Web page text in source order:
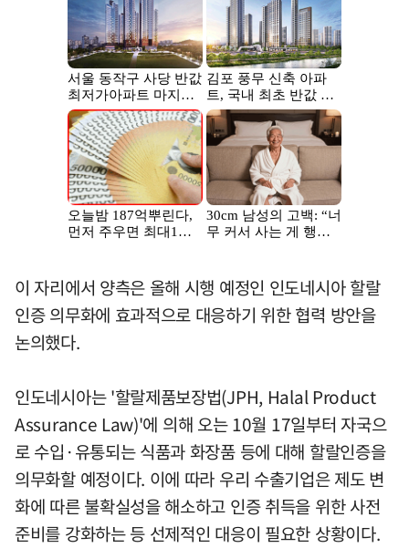
이 자리에서 양측은 올해 시행 예정인 인도네시아 할랄
인증 의무화에 효과적으로 대응하기 위한 협력 방안을
논의했다.
인도네시아는 '할랄제품보장법(JPH, Halal Product
Assurance Law)'에 의해 오는 10월 17일부터 자국으
로 수입·유통되는 식품과 화장품 등에 대해 할랄인증을
의무화할 예정이다. 이에 따라 우리 수출기업은 제도 변
화에 따른 불확실성을 해소하고 인증 취득을 위한 사전
준비를 강화하는 등 선제적인 대응이 필요한 상황이다.